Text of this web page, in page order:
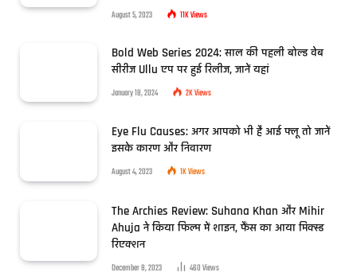
August 5, 2023 11KViews
Bold Web Series 2024: साल की पहली बोल्ड वेब
सीरीज Ullu एप पर हुई रिलीज, जानें यहां
January 18, 2024 2KViews
Eye Flu Causes: अगर आपको भी है आई फ्लू तो जानें
इसके कारण और निवारण
August 4, 2023 1KViews
The Archies Review: Suhana Khan और Mihir
Ahuja ने किया फिल्म में शाइन, फैंस का आया मिक्स्ड
रिएक्शन
December 8, 2023 460Views